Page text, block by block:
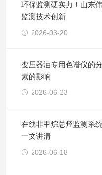
环保监测硬实力！山东
监测技术创新
2026-03-20
变压器油专用色谱仪的
素的影响
2026-06-23
在线非甲烷总烃监测系
一文讲清
2026-06-18